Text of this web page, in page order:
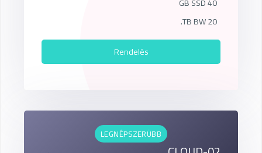
20 TB BW.
Rendelés
LEGNÉPSZERÜBB